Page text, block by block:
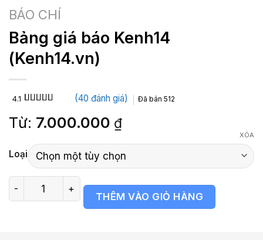
BÁO CHÍ
Bảng giá báo Kenh14
(Kenh14.vn)
4.1
dựa trên
đánh giá
(40 đánh giá) Đã bán 512
Từ: 7.000.000 ₫
Loại
XÓA
Bảng giá báo Kenh14 (Kenh14.vn) số lượng
THÊM VÀO GIỎ HÀNG